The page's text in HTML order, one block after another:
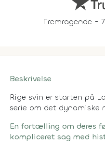
Fremragende -
Beskrivelse
Rige svin er starten på
serie om det dynamiske
En fortælling om deres
kompliceret sag med